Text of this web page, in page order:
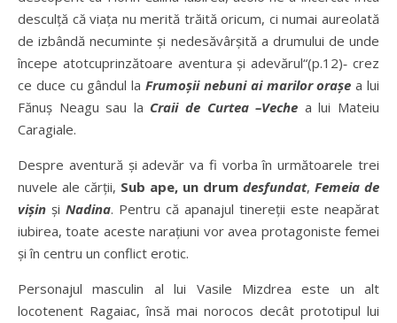
desculță că viața nu merită trăită oricum, ci numai aureolată
de izbândă necuminte și nedesăvârșită a drumului de unde
începe atotcuprinzătoare aventura și adevărul“(p.12)‑ crez
ce duce cu gândul laFrumoșii nebuni ai marilor orașea lui
Fănuș Neagu sau la Craii de Curtea –Veche a lui Mateiu
Caragiale.
Despre aventură și adevăr va fi vorba în următoarele trei
nuvele ale cărții, Sub ape, un drum desfundat, Femeia de
vișin și Nadina. Pentru că apanajul tinereții este neapărat
iubirea, toate aceste narațiuni vor avea protagoniste femei
și în centru un conflict erotic.
Personajul masculin al lui Vasile Mizdrea este un alt
locotenent Ragaiac, însă mai norocos decât prototipul lui